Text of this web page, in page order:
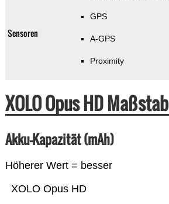
Sensoren
GPS
A-GPS
Proximity
XOLO Opus HD Maßstab
Akku-Kapazität (mAh)
Höherer Wert = besser
XOLO Opus HD